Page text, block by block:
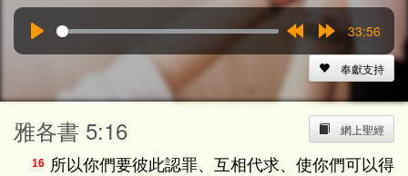
15s
33:56
奉獻支持
網上聖經
雅各書 5:16
16 所以你們要彼此認罪、互相代求、使你們可以得